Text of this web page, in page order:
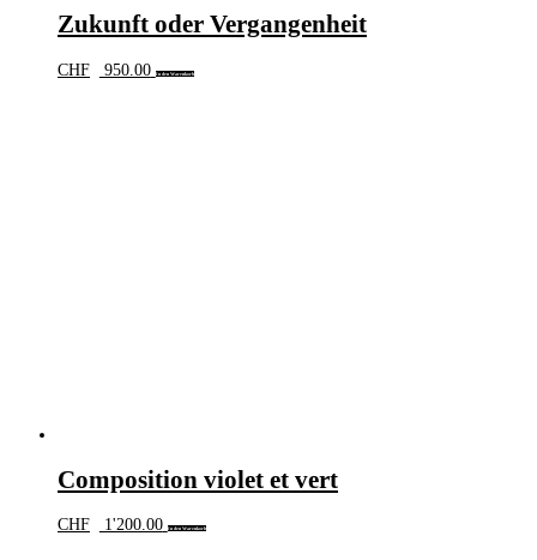
Zukunft oder Vergangenheit
CHF 950.00 In den Warenkorb
Composition violet et vert
CHF 1'200.00 In den Warenkorb